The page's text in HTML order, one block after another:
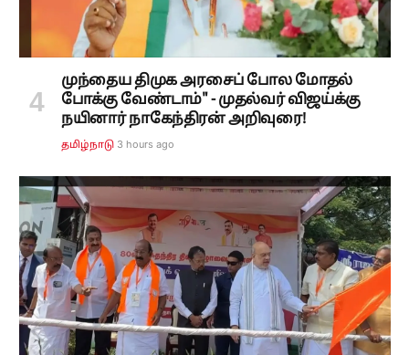
முந்தைய திமுக அரசைப் போல மோதல்
போக்கு வேண்டாம்" - முதல்வர் விஜய்க்கு
நயினார் நாகேந்திரன் அறிவுரை!
தமிழ்நாடு 3 hours ago